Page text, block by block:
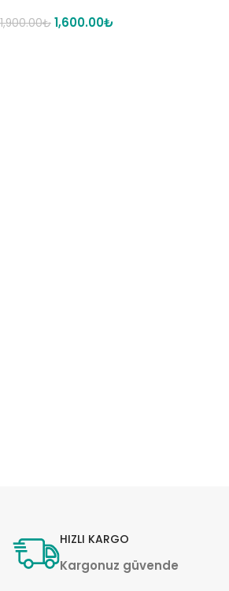
1,900.00₺ 1,600.00₺
HIZLI KARGO
Kargonuz güvende